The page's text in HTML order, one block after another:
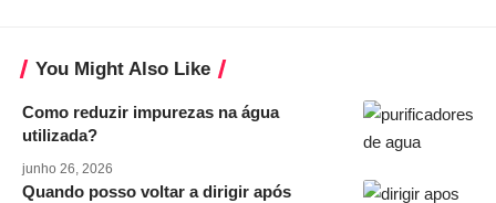
You Might Also Like
Como reduzir impurezas na água
utilizada?
junho 26, 2026
Quando posso voltar a dirigir após